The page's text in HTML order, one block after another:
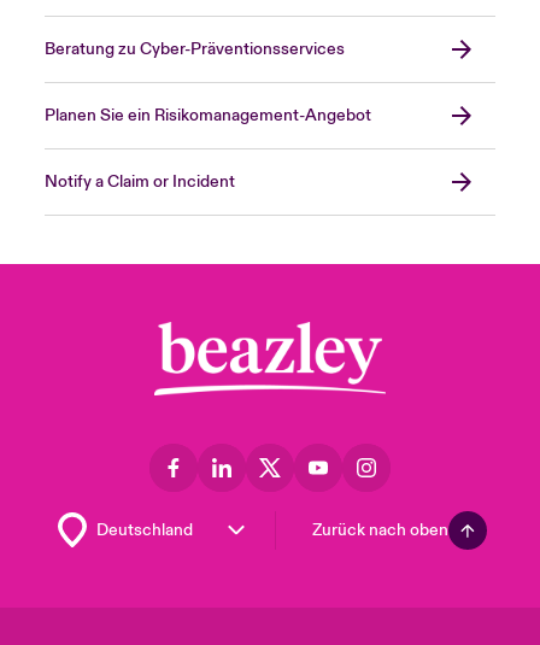
Beratung zu Cyber-Präventionsservices
Planen Sie ein Risikomanagement-Angebot
Notify a Claim or Incident
Zurück nach oben